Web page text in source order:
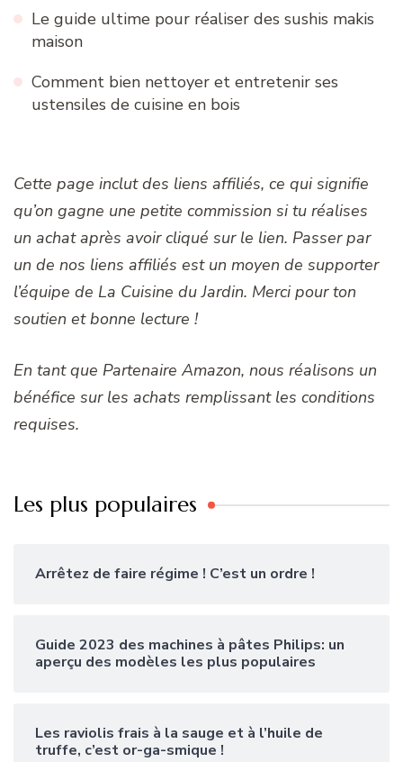
Le guide ultime pour réaliser des sushis makis
maison
Comment bien nettoyer et entretenir ses
ustensiles de cuisine en bois
Cette page inclut des liens affiliés, ce qui signifie
qu’on gagne une petite commission si tu réalises
un achat après avoir cliqué sur le lien. Passer par
un de nos liens affiliés est un moyen de supporter
l’équipe de La Cuisine du Jardin. Merci pour ton
soutien et bonne lecture !
En tant que Partenaire Amazon, nous réalisons un
bénéfice sur les achats remplissant les conditions
requises.
Les plus populaires
Arrêtez de faire régime ! C’est un ordre !
Guide 2023 des machines à pâtes Philips: un
aperçu des modèles les plus populaires
Les raviolis frais à la sauge et à l’huile de
truffe, c’est or-ga-smique !